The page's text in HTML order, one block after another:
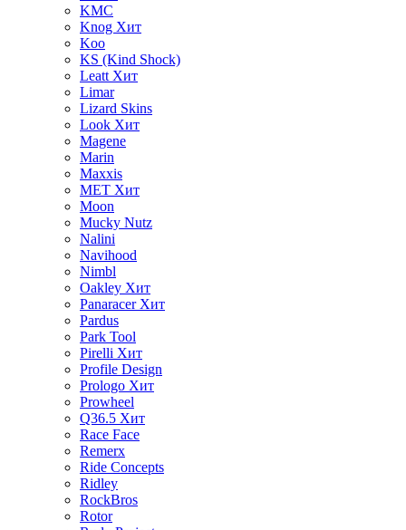
KMC
Knog Хит
Koo
KS (Kind Shock)
Leatt Хит
Limar
Lizard Skins
Look Хит
Magene
Marin
Maxxis
MET Хит
Moon
Mucky Nutz
Nalini
Navihood
Nimbl
Oakley Хит
Panaracer Хит
Pardus
Park Tool
Pirelli Хит
Profile Design
Prologo Хит
Prowheel
Q36.5 Хит
Race Face
Remerx
Ride Concepts
Ridley
RockBros
Rotor